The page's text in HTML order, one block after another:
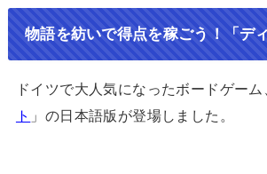
物語を紡いで得点を稼ごう！「デ
ドイツで大人気になったボードゲーム
ト 」の日本語版が登場しました。